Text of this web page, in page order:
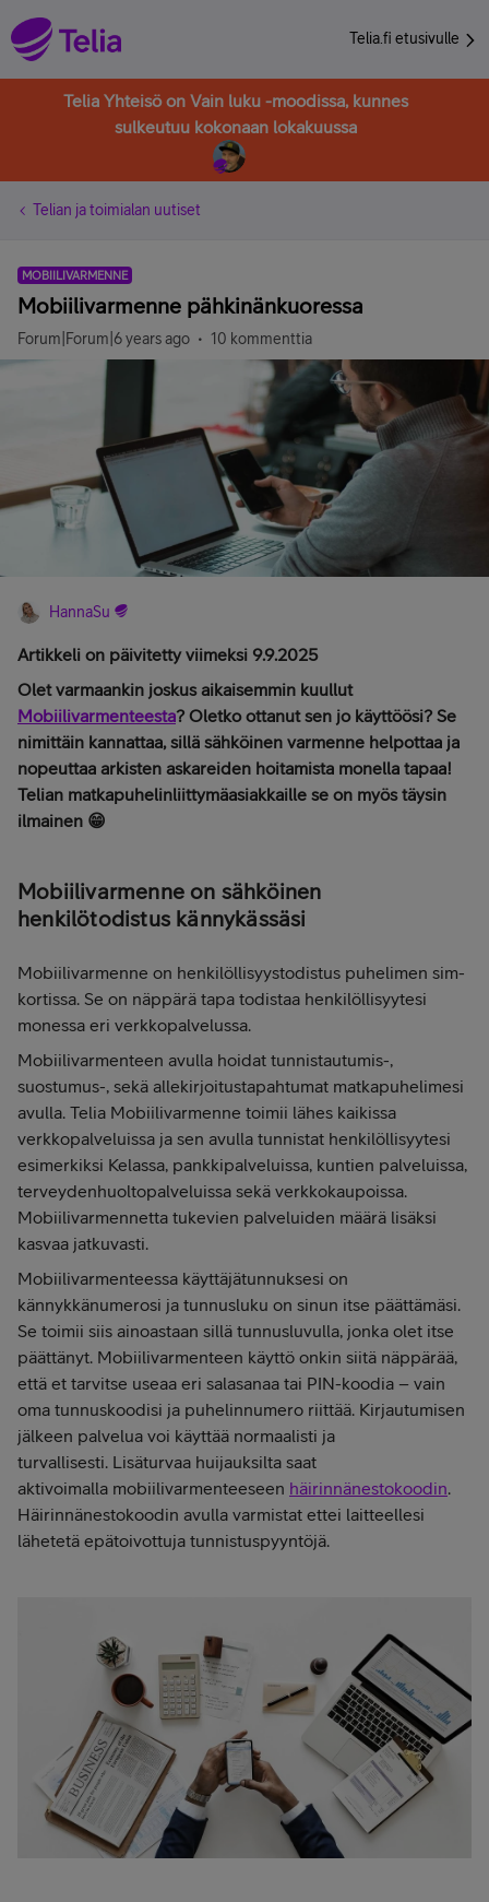
Telia.fi etusivulle
Telia Yhteisö on Vain luku -moodissa, kunnes
sulkeutuu kokonaan lokakuussa
Telian ja toimialan uutiset
MOBIILIVARMENNE
Mobiilivarmenne pähkinänkuoressa
Forum|Forum|6 years ago 10 kommenttia
HannaSu
Artikkeli on päivitetty viimeksi 9.9.2025
Olet varmaankin joskus aikaisemmin kuullut
Mobiilivarmenteesta? Oletko ottanut sen jo käyttöösi? Se
nimittäin kannattaa, sillä sähköinen varmenne helpottaa ja
nopeuttaa arkisten askareiden hoitamista monella tapaa!
Telian matkapuhelinliittymäasiakkaille se on myös täysin
ilmainen 😁
Mobiilivarmenne on sähköinen
henkilötodistus kännykässäsi
Mobiilivarmenne on henkilöllisyystodistus puhelimen sim-
kortissa. Se on näppärä tapa todistaa henkilöllisyytesi
monessa eri verkkopalvelussa.
Mobiilivarmenteen avulla hoidat tunnistautumis-,
suostumus-, sekä allekirjoitustapahtumat matkapuhelimesi
avulla. Telia Mobiilivarmenne toimii lähes kaikissa
verkkopalveluissa ja sen avulla tunnistat henkilöllisyytesi
esimerkiksi Kelassa, pankkipalveluissa, kuntien palveluissa,
terveydenhuoltopalveluissa sekä verkkokaupoissa.
Mobiilivarmennetta tukevien palveluiden määrä lisäksi
kasvaa jatkuvasti.
Mobiilivarmenteessa käyttäjätunnuksesi on
kännykkänumerosi ja tunnusluku on sinun itse päättämäsi.
Se toimii siis ainoastaan sillä tunnusluvulla, jonka olet itse
päättänyt. Mobiilivarmenteen käyttö onkin siitä näppärää,
että et tarvitse useaa eri salasanaa tai PIN-koodia – vain
oma tunnuskoodisi ja puhelinnumero riittää. Kirjautumisen
jälkeen palvelua voi käyttää normaalisti ja
turvallisesti. Lisäturvaa huijauksilta saat
aktivoimalla mobiilivarmenteeseen häirinnänestokoodin.
Häirinnänestokoodin avulla varmistat ettei laitteellesi
lähetetä epätoivottuja tunnistuspyyntöjä.